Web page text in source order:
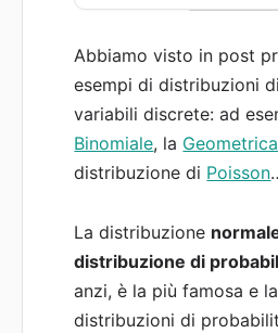
Abbiamo visto in post
esempi di distribuzioni
variabili discrete: ad
Binomiale, la Geometrica
distribuzione di Poisson
La distribuzione
distribuzione di
anzi, è la più famosa e
distribuzioni di